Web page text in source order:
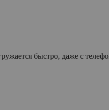
быстро, даже с